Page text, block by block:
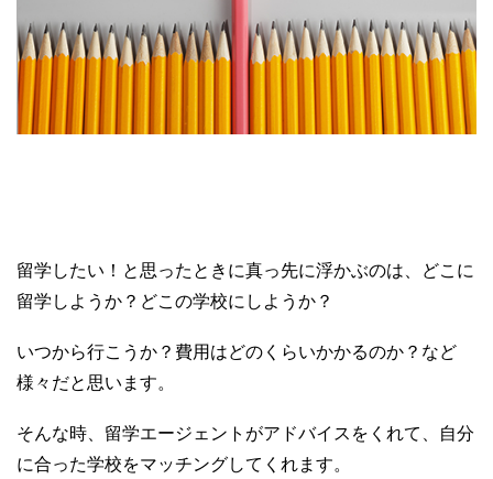
k
留学したい！と思ったときに真っ先に浮かぶのは、どこに
留学しようか？どこの学校にしようか？
いつから行こうか？費用はどのくらいかかるのか？など
様々だと思います。
そんな時、留学エージェントがアドバイスをくれて、自分
に合った学校をマッチングしてくれます。